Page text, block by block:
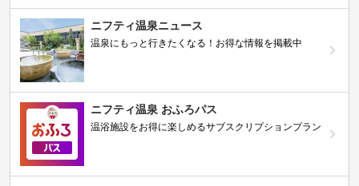
ニフティ温泉ニュース
温泉にもっと行きたくなる！お得な情報を掲載中
ニフティ温泉 おふろパス
温浴施設をお得に楽しめるサブスクリプションプラン